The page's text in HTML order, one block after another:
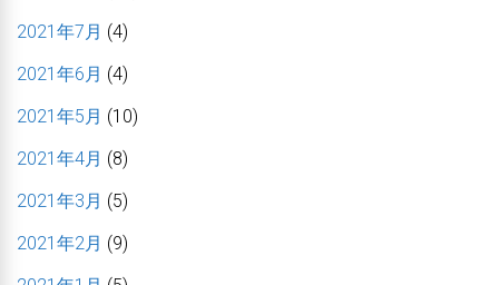
2021年7月 (4)
2021年6月 (4)
2021年5月 (10)
2021年4月 (8)
2021年3月 (5)
2021年2月 (9)